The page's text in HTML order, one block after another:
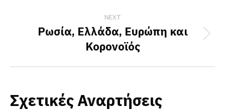
NEXT
Next
post:
Ρωσία, Ελλάδα, Ευρώπη και
Κορονοϊός
Σχετικές Αναρτήσεις